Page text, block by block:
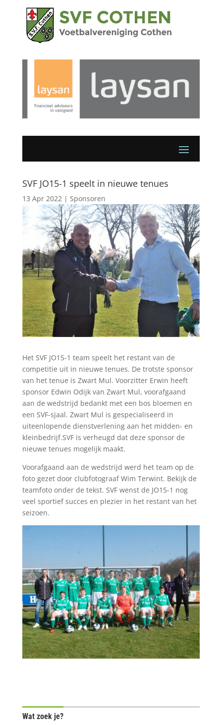
SVF JO15-1 speelt in nieuwe tenues
13 Apr 2022| Sponsoren
Het SVF JO15-1 team speelt het restant van de
competitie uit in nieuwe tenues. De trotste sponsor
van het tenue is Zwart Mul. Voorzitter Erwin heeft
sponsor Edwin Odijk van Zwart Mul, voorafgaand
aan de wedstrijd bedankt met een bos bloemen en
een SVF-sjaal. Zwart Mul is gespecialiseerd in
uiteenlopende dienstverlening aan het midden- en
kleinbedrijf.SVF is verheugd dat deze sponsor de
nieuwe tenues mogelijk maakt.
Voorafgaand aan de wedstrijd werd het team op de
foto gezet door clubfotograaf Wim Terwint. Bekijk de
teamfoto onder de tekst. SVF wenst de JO15-1 nog
veel sportief succes en plezier in het restant van het
seizoen.
Wat zoek je?